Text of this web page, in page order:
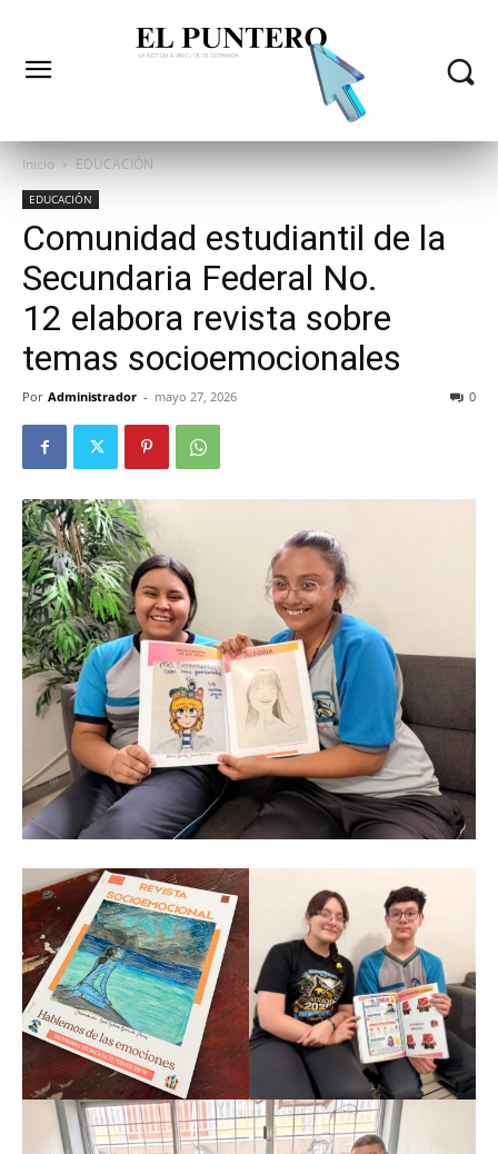
Inicio EDUCACIÓN
EDUCACIÓN
Comunidad estudiantil de la
Secundaria Federal No.
12 elabora revista sobre
temas socioemocionales
Por Administrador - mayo 27, 2026 0